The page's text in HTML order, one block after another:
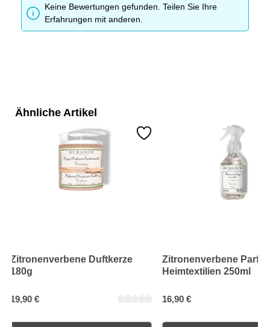
Keine Bewertungen gefunden. Teilen Sie Ihre
Erfahrungen mit anderen.
Ähnliche Artikel
Zitronenverbene Duftkerze
180g
19,90 €
Zitronenverbene
Heimtextilien 250ml
16,90 €